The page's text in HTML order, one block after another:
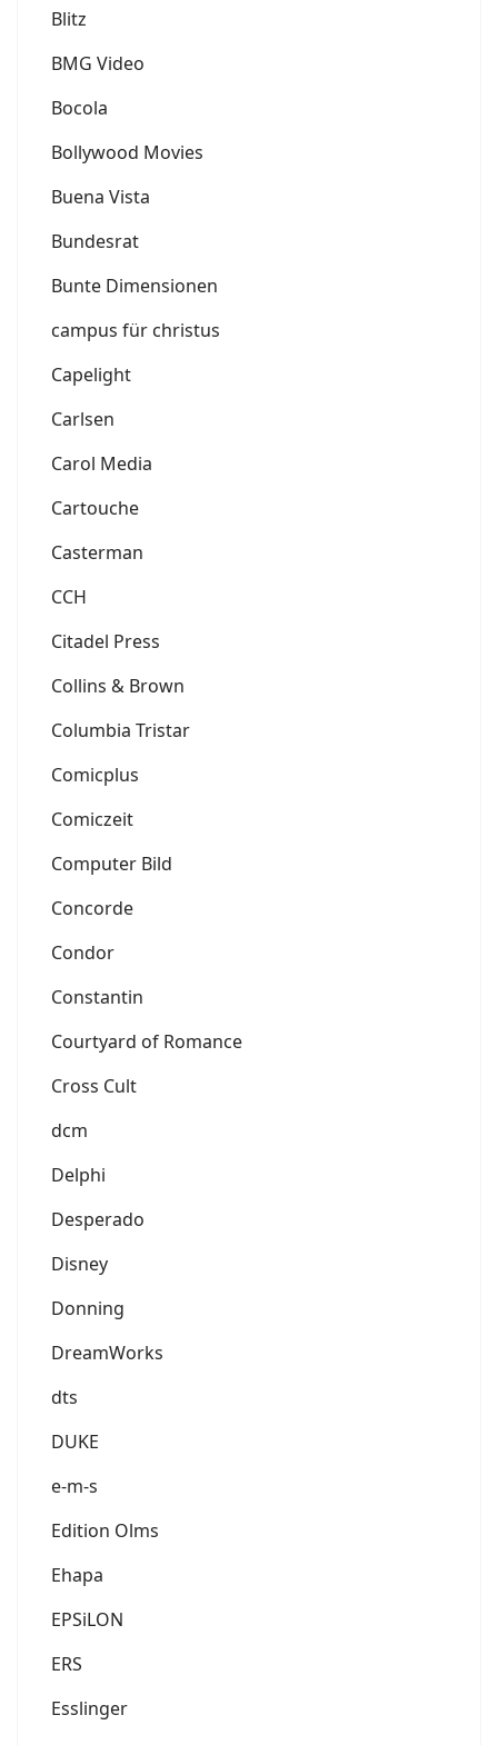
Blitz
BMG Video
Bocola
Bollywood Movies
Buena Vista
Bundesrat
Bunte Dimensionen
campus für christus
Capelight
Carlsen
Carol Media
Cartouche
Casterman
CCH
Citadel Press
Collins & Brown
Columbia Tristar
Comicplus
Comiczeit
Computer Bild
Concorde
Condor
Constantin
Courtyard of Romance
Cross Cult
dcm
Delphi
Desperado
Disney
Donning
DreamWorks
dts
DUKE
e-m-s
Edition Olms
Ehapa
EPSiLON
ERS
Esslinger